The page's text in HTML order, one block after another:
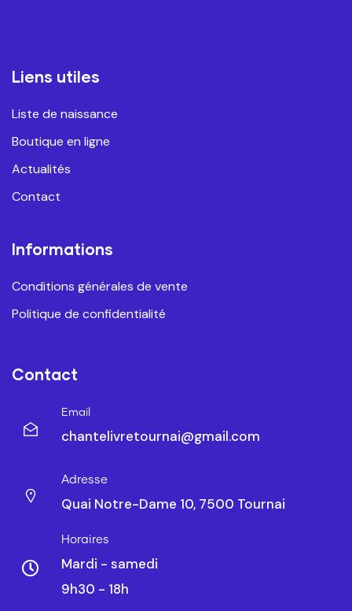
Liens utiles
Liste de naissance
Boutique en ligne
Actualités
Contact
Informations
Conditions générales de vente
Politique de confidentialité
Contact
Email
chantelivretournai@gmail.com
Adresse
Quai Notre-Dame 10, 7500 Tournai
Horaires
Mardi - samedi
9h30 - 18h